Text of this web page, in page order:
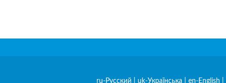
ru-Русский uk-Українська en-English